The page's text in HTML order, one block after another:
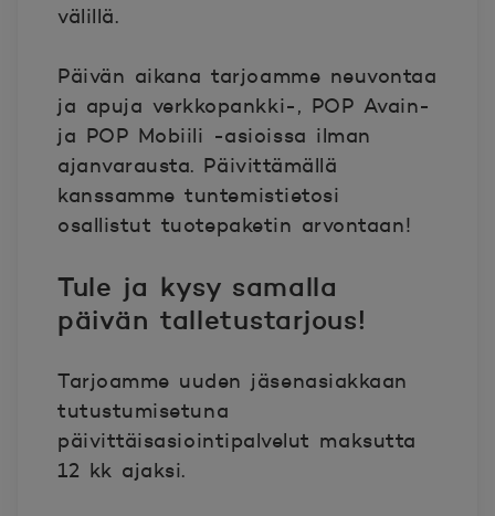
välillä.
Päivän aikana tarjoamme neuvontaa
ja apuja verkkopankki-, POP Avain-
ja POP Mobiili -asioissa ilman
ajanvarausta. Päivittämällä
kanssamme tuntemistietosi
osallistut tuotepaketin arvontaan!
Tule ja kysy samalla
päivän talletustarjous!
Tarjoamme uuden jäsenasiakkaan
tutustumisetuna
päivittäisasiointipalvelut maksutta
12 kk ajaksi.